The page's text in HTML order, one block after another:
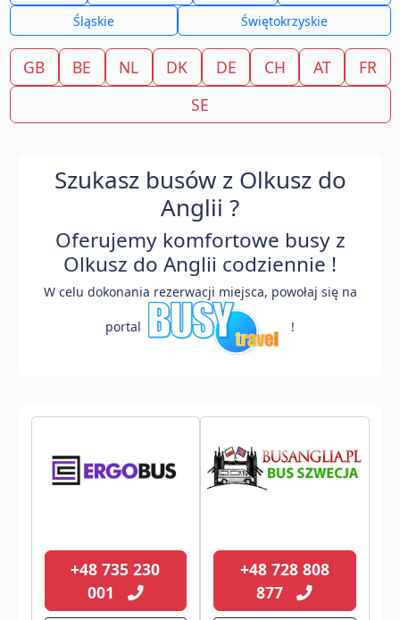
Śląskie
Świętokrzyskie
GB BE NL DK DE CH AT
FR
SE
Szukasz busów z Olkusz do
Anglii ?
Oferujemy komfortowe busy z
Olkusz do Anglii codziennie !
W celu dokonania rezerwacji miejsca, powołaj się na
portal !
+48 735 230
001
+48 728 808
877